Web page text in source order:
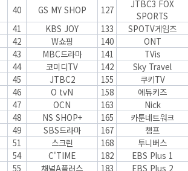
40 GS MY SHOP 127
JTBC3 FOX
SPORTS
41 KBS JOY 133
SPOTV게임즈
42 W쇼핑 140
ONT
43 MBC드라마 141
TVis
44 코미디TV 142
Sky Travel
45 JTBC2 155
쿠키TV
46 O tvN 158
에듀키즈
47 OCN 163
Nick
48 NS SHOP+ 165
카툰네트워크
49 SBS드라마 167
챔프
51 스크린 168
투니버스
54 C'TIME 182
EBS Plus 1
55 채널A플러스 183
EBS Plus 2